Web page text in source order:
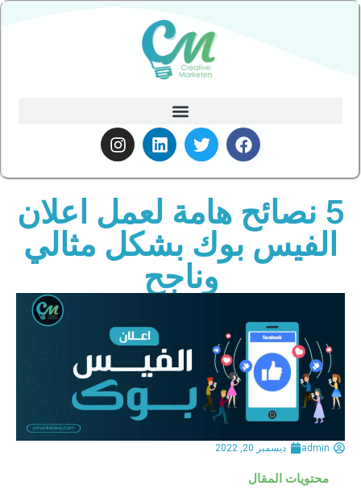
5 نصائح هامة لعمل اعلان
الفيس بوك بشكل مثالي
وناجح
admin ديسمبر 20, 2022
محتويات المقال